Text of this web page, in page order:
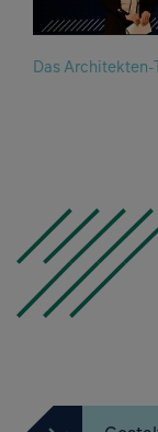
Das Architekten-